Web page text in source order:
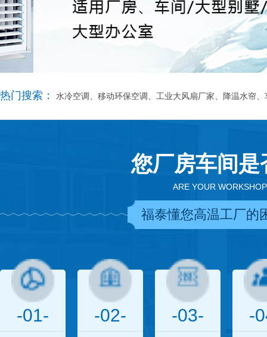
热门搜索： 水冷空调、移动环保空调、工业大风扇厂家、降温水帘
您厂房车间
ARE YOUR
福泰懂您高温工厂的
-01- -02- -03- -